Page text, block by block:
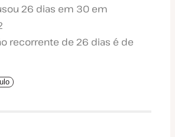
26 dias em 30 em
recorrente de 26 dias é de